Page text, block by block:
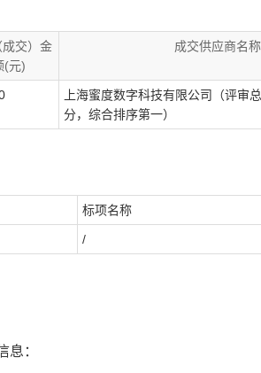
成交）金
(元)
成交供应商名称
上海蜜度数字科技有限公司（评审
分，综合排序第一）
标项名称
/
息：